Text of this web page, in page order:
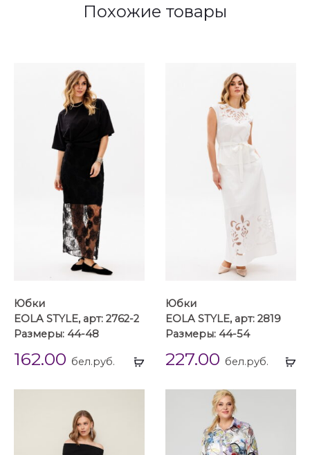
Похожие товары
Выбрать
Юбки
EOLA STYLE, арт: 2762-2
Размеры: 44-48
162.00 бел.руб.
Юбки
EOLA STYLE, арт: 2819
Размеры: 44-54
227.00 бел.руб.